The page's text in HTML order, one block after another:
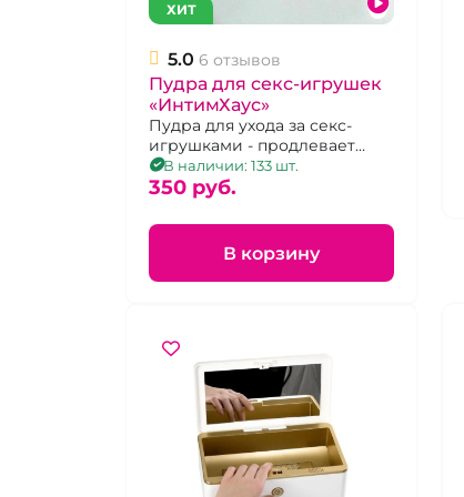
ХИТ
5.0 6 отзывов
Пудра для секс-игрушек
«ИнтимХаус»
Пудра для ухода за секс-
игрушками - продлевает
срок службы
В наличии: 133 шт.
350 pуб.
В корзину